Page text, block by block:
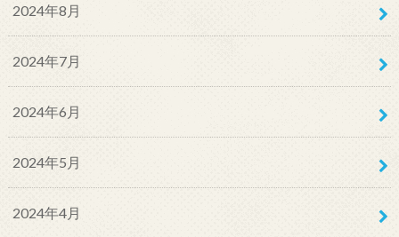
2024年8月
2024年7月
2024年6月
2024年5月
2024年4月